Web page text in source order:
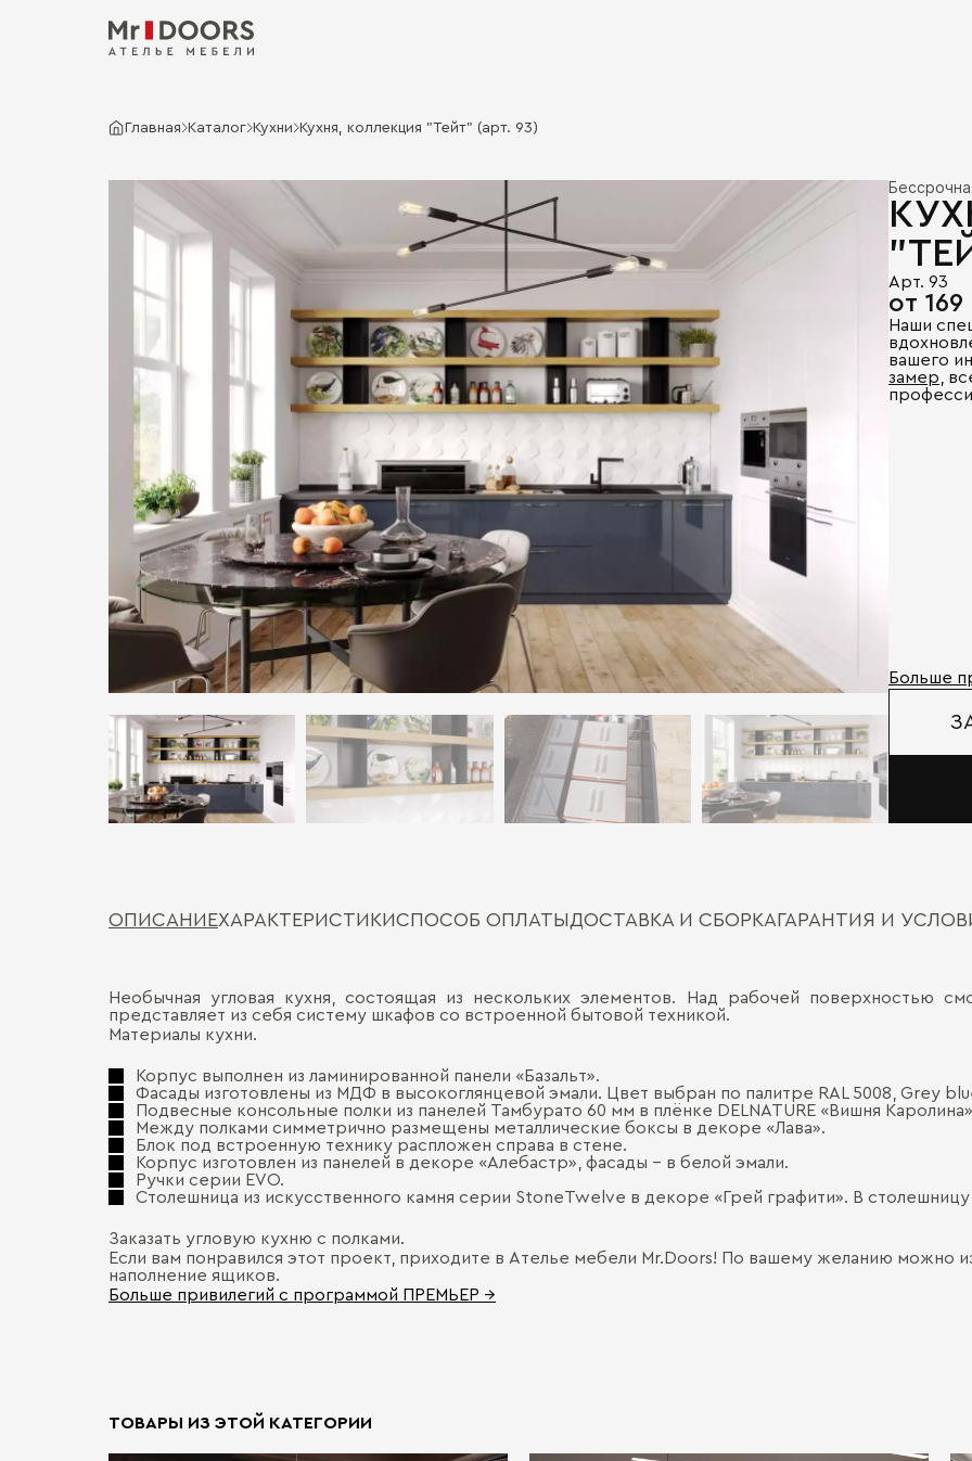
Главная Каталог Кухни Кухня, коллекция "Тейт" (арт. 93)
Арт. 93
от
Наши
вашего
замер ,
Больше
ОПИСАНИЕХАРАКТЕРИСТИКИСПОСОБ ОПЛАТЫДОСТАВКА И СБОРКАГАРАНТИЯ И
Необычная угловая кухня, состоящая из нескольких элементов. Над рабочей поверхностью
представляет из себя систему шкафов со встроенной бытовой техникой.
Материалы кухни.
Корпус выполнен из ламинированной панели «Базальт».
Фасады изготовлены из МДФ в высокоглянцевой эмали. Цвет выбран по палитре RAL 5008, Grey
Подвесные консольные полки из панелей Тамбурато 60 мм в плёнке DELNATURE «Вишня
Между полками симметрично размещены металлические боксы в декоре «Лава».
Блок под встроенную технику распложен справа в стене.
Корпус изготовлен из панелей в декоре «Алебастр», фасады - в белой эмали.
Ручки серии EVO.
Столешница из искусственного камня серии StoneTwelve в декоре «Грей графити». В
Заказать угловую кухню с полками.
Если вам понравился этот проект, приходите в Ателье мебели Mr.Doors! По вашему желанию можно
наполнение ящиков.
Больше привилегий с программой ПРЕМЬЕР →
ТОВАРЫ ИЗ ЭТОЙ КАТЕГОРИИ